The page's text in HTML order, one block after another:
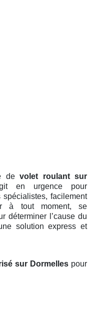
devolet roulant sur
en urgence pour
facilement
à tout moment, se
déterminer l’cause du
solution express et
sur Dormelles pour